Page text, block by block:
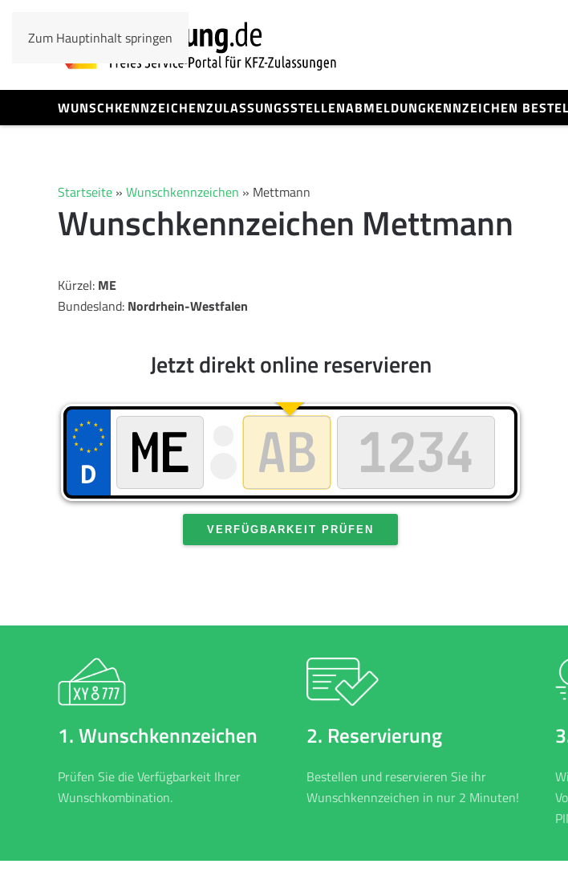
Zum Hauptinhalt springen
WUNSCHKENNZEICHENZULASSUNGSSTELLENABMELDUNGKENNZEICHEN
Startseite » Wunschkennzeichen » Mettmann
Wunschkennzeichen Mettmann
Kürzel: ME
Bundesland: Nordrhein-Westfalen
Jetzt direkt online reservieren
VERFÜGBARKEIT PRÜFEN
1. Wunschkennzeichen
Prüfen Sie die Verfügbarkeit Ihrer
Wunschkombination.
2. Reservierung
Bestellen und reservieren Sie ihr
Wunschkennzeichen in nur 2 Minuten!